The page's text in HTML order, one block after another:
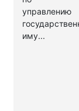
управлению
иму...